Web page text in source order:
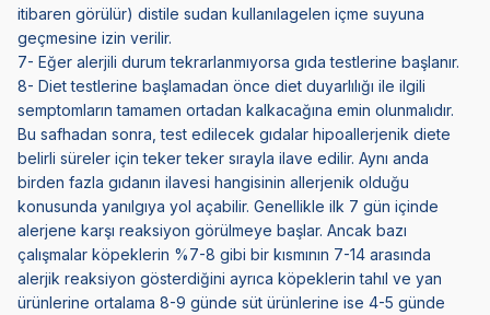
itibaren görülür) distile sudan kullanılagelen içme suyuna
geçmesine izin verilir.
7- Eğer alerjili durum tekrarlanmıyorsa gıda testlerine başlanır.
8- Diet testlerine başlamadan önce diet duyarlılığı ile ilgili
semptomların tamamen ortadan kalkacağına emin olunmalıdır.
Bu safhadan sonra, test edilecek gıdalar hipoallerjenik diete
belirli süreler için teker teker sırayla ilave edilir. Aynı anda
birden fazla gıdanın ilavesi hangisinin allerjenik olduğu
konusunda yanılgıya yol açabilir. Genellikle ilk 7 gün içinde
alerjene karşı reaksiyon görülmeye başlar. Ancak bazı
çalışmalar köpeklerin %7-8 gibi bir kısmının 7-14 arasında
alerjik reaksiyon gösterdiğini ayrıca köpeklerin tahıl ve yan
ürünlerine ortalama 8-9 günde süt ürünlerine ise 4-5 günde